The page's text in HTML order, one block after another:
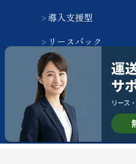
導入支援型
リースバック
お申し込み
copyright©トラックファイナンス
株式会社
all
ホーム